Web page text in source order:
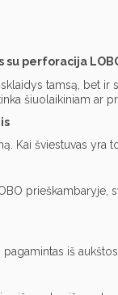
su perforacija
tamsą, bet
šiuolaikiniam ar
Kai šviestuvas
iš